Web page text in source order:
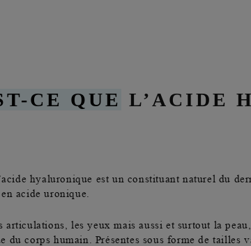
CE QUE L’ACIDE
hyaluronique est un constituant naturel du
acide uronique.
les yeux mais aussi et surtout la
du corps humain
. Présentes sous forme de